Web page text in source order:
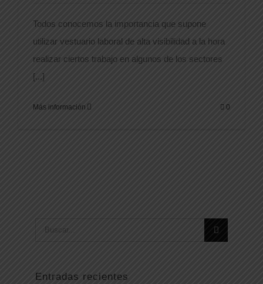
Todos conocemos la importancia que supone
utilizar vestuario laboral de alta visibilidad a la hora
realizar ciertos trabajo en algunos de los sectores
[...]
Más información 0
Buscar:
Entradas recientes